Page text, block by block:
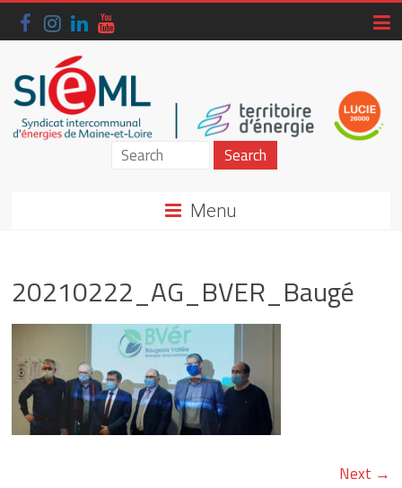
Skip
content
intercommunal
d'énergies
de
Maine-
et-
Loire
Menu
20210222_AG_BVER_Baugé
Next →